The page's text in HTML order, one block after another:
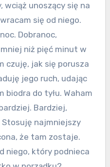
wciąż unoszący się na
się od niego.
Dobranoc,
niż pięć minut w
czuję, jak się porusza
jego ruch, udając
biodra do tyłu. Waham
Bardziej,
Stosuję najmniejszy
że tam zostaje.
niego, który podnieca